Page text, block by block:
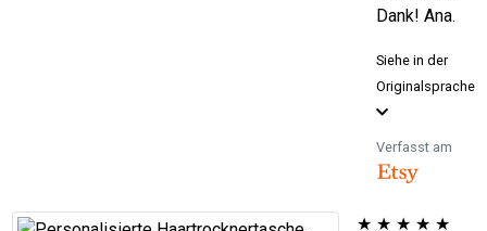
Dank! Ana.
Siehe in der
Originalsprache
Verfasst am
★ ★ ★ ★ ★